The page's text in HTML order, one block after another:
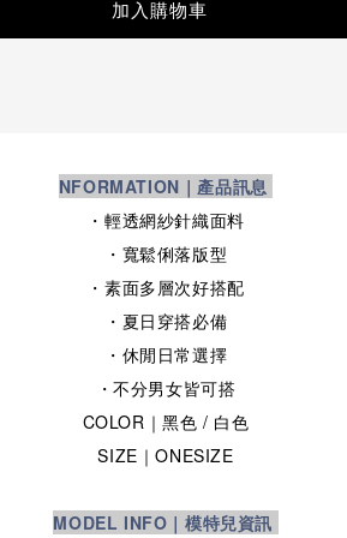
加入購物車
NFORMATION｜產品訊息
・輕透網紗針織面料
・寬鬆俐落版型
・素面多層次好搭配
・夏日穿搭必備
・休閒日常選擇
・不分男女皆可搭
COLOR｜黑色/ 白色
SIZE ｜ONESIZE
MODEL INFO｜模特兒資訊